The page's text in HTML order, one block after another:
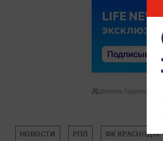
Шамиль Гаджиев
НОВОСТИ РПЛ ФК КРАСНОДАР